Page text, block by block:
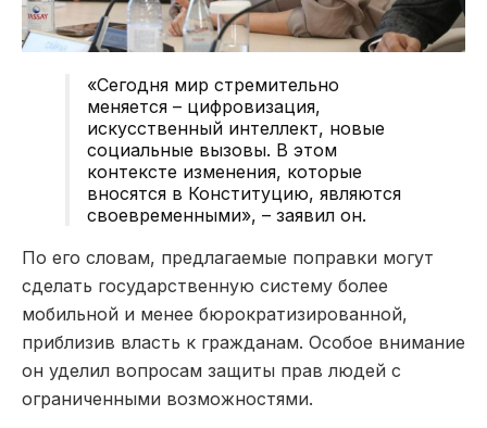
«Сегодня мир стремительно
меняется – цифровизация,
искусственный интеллект, новые
социальные вызовы. В этом
контексте изменения, которые
вносятся в Конституцию, являются
своевременными», – заявил он.
По его словам, предлагаемые поправки могут
сделать государственную систему более
мобильной и менее бюрократизированной,
приблизив власть к гражданам. Особое внимание
он уделил вопросам защиты прав людей с
ограниченными возможностями.